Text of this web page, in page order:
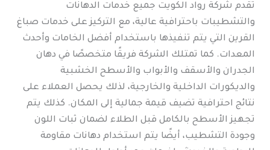
تقدم شركة رواد الكويت جميع خدمات الدهانات
والتشطيبات باحترافية عالية، مع التركيز على خدمات صباغ
القرين التي يتم تنفيذها باستخدام أفضل الخامات وأحدث
المعدات. كما تمتلك الشركة فريقًا متخصصًا في دهان
الجدران والأسقف والأبواب والأسطح الخشبية
والديكورات الداخلية والخارجية، لذلك يحصل العملاء على
نتائج احترافية تضيف قيمة جمالية إلى المكان. كذلك يتم
تجهيز الأسطح بالكامل قبل الطلاء لضمان ثبات اللون
وجودة التشطيب، أيضًا يتم استخدام دهانات مقاومة